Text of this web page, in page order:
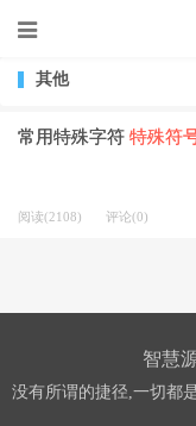
其他
常用特殊字符 特殊符
阅读(2108) 评论(0)
智慧
没有所谓的捷径,一切都